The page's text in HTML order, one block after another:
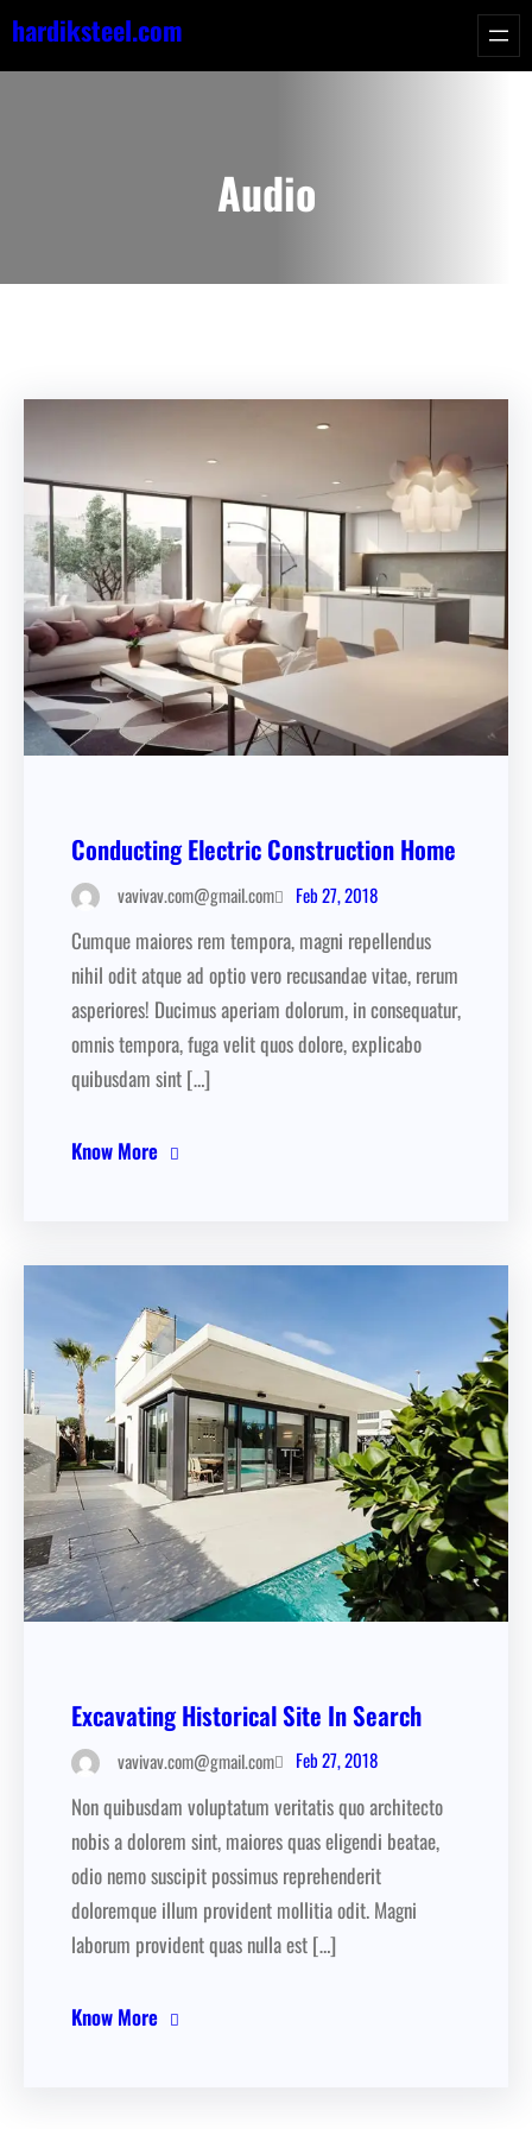
Skiphardiksteel.com
Audio
Conducting Electric Construction Home
vavivav.com@gmail.com Feb 27, 2018
Cumque maiores rem tempora, magni repellendus
nihil odit atque ad optio vero recusandae vitae, rerum
asperiores! Ducimus aperiam dolorum, in consequatur,
omnis tempora, fuga velit quos dolore, explicabo
quibusdam sint […]
Know More
Excavating Historical Site In Search
vavivav.com@gmail.com Feb 27, 2018
Non quibusdam voluptatum veritatis quo architecto
nobis a dolorem sint, maiores quas eligendi beatae,
odio nemo suscipit possimus reprehenderit
doloremque illum provident mollitia odit. Magni
laborum provident quas nulla est […]
Know More